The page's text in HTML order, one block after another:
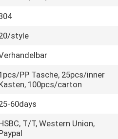
style
PP Tasche, 25pcs/inner
100pcs/carton
60days
T/T, Western Union,